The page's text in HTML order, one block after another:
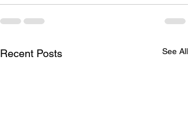
Recent Posts See All